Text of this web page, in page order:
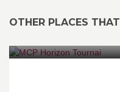
OTHER PLACES